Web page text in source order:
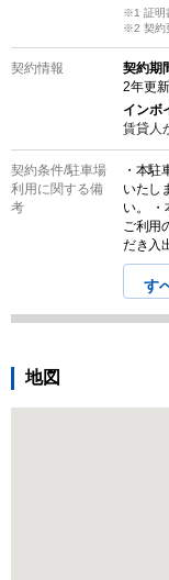
※1 証明
※2 契約
契約情報
契約期
2年更新
インボ
賃貸人
契約条件/駐車場
利用に関する備
考
・本
いたし
い。 ・本駐車場をお申し込みする際は、お申し込み前に必ず
ご利用
だき入
締結後
せんので予
の現地
を優先
す
地図